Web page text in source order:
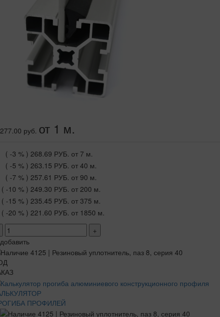
277.00 руб. от 1 м.
( -3 % ) 268.69 РУБ. от 7 м.
( -5 % ) 263.15 РУБ. от 40 м.
( -7 % ) 257.61 РУБ. от 90 м.
( -10 % ) 249.30 РУБ. от 200 м.
( -15 % ) 235.45 РУБ. от 375 м.
( -20 % ) 221.60 РУБ. от 1850 м.
+
добавить
ПРОФИЛЕЙ